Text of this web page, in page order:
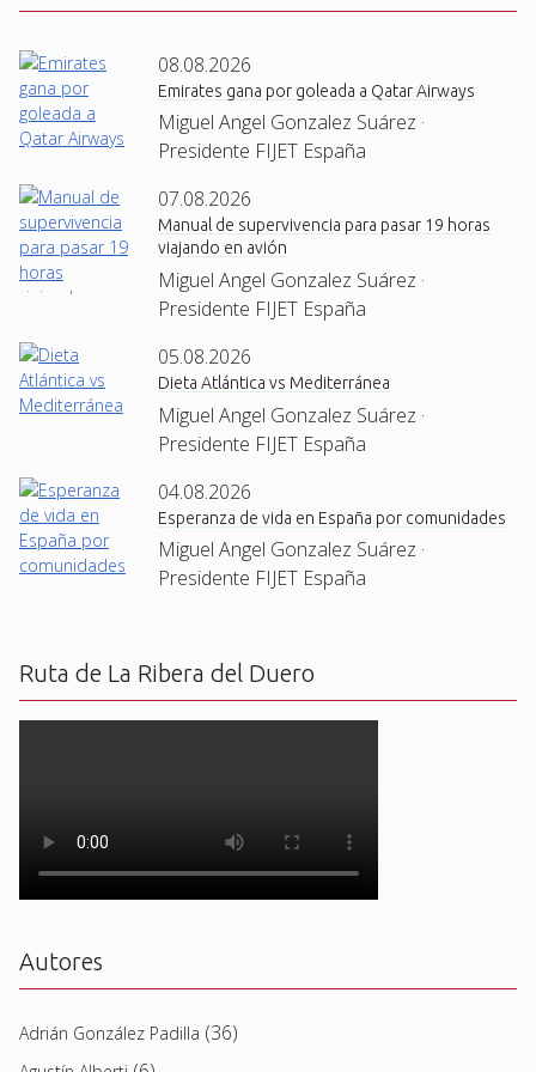
08.08.2026
Emirates gana por goleada a Qatar Airways
Miguel Angel Gonzalez Suárez ·
Presidente FIJET España
07.08.2026
Manual de supervivencia para pasar 19 horas
viajando en avión
Miguel Angel Gonzalez Suárez ·
Presidente FIJET España
05.08.2026
Dieta Atlántica vs Mediterránea
Miguel Angel Gonzalez Suárez ·
Presidente FIJET España
04.08.2026
Esperanza de vida en España por comunidades
Miguel Angel Gonzalez Suárez ·
Presidente FIJET España
Ruta de La Ribera del Duero
Autores
Adrián González Padilla (36)